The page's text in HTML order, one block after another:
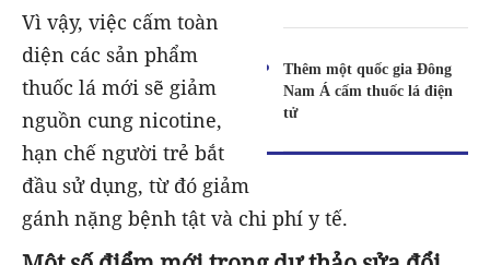
Thêm một quốc gia Đông
Nam Á cấm thuốc lá điện
tử
Vì vậy, việc cấm toàn
diện các sản phẩm
thuốc lá mới sẽ giảm
nguồn cung nicotine,
hạn chế người trẻ bắt
đầu sử dụng, từ đó giảm
gánh nặng bệnh tật và chi phí y tế.